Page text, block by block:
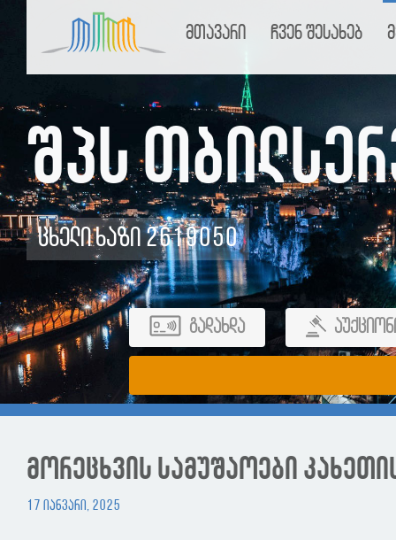
მთავარი ჩვენ შესახებ
შპს
ცხელი ხაზი 2619050
გადახდა
მორეცხვის სამუშაოები
17 იანვარი, 2025